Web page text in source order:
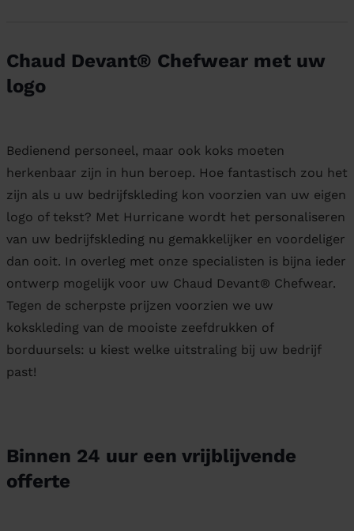
Chaud Devant® Chefwear met uw
logo
Bedienend personeel, maar ook koks moeten
herkenbaar zijn in hun beroep. Hoe fantastisch zou het
zijn als u uw bedrijfskleding kon voorzien van uw eigen
logo of tekst? Met Hurricane wordt het personaliseren
van uw bedrijfskleding nu gemakkelijker en voordeliger
dan ooit. In overleg met onze specialisten is bijna ieder
ontwerp mogelijk voor uw Chaud Devant® Chefwear.
Tegen de scherpste prijzen voorzien we uw
kokskleding van de mooiste zeefdrukken of
borduursels: u kiest welke uitstraling bij uw bedrijf
past!
Binnen 24 uur een vrijblijvende
offerte